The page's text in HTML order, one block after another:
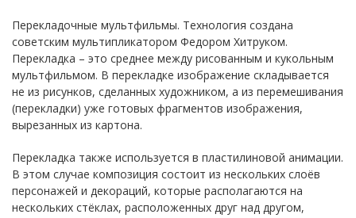
Перекладочные мультфильмы. Технология создана
советским мультипликатором Федором Хитруком.
Перекладка – это среднее между рисованным и кукольным
мультфильмом. В перекладке изображение складывается
не из рисунков, сделанных художником, а из перемешивания
(перекладки) уже готовых фрагментов изображения,
вырезанных из картона.
Перекладка также используется в пластилиновой анимации.
В этом случае композиция состоит из нескольких слоёв
персонажей и декораций, которые располагаются на
нескольких стёклах, расположенных друг над другом,